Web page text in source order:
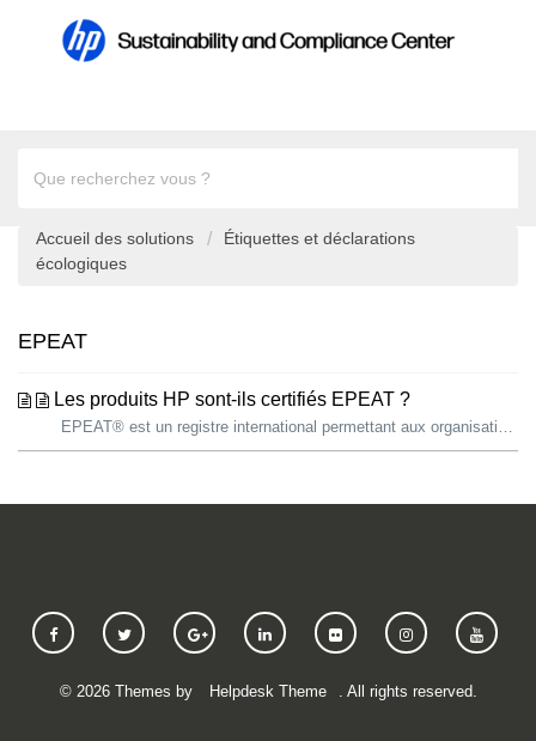
Accueil des solutions
Étiquettes et déclarations
écologiques
EPEAT
Les produits HP sont-ils certifiés EPEAT ?
EPEAT® est un registre international permettant aux organisations et aux particuliers d’identifier les équipements électroniques qui ont un faible impact s...
© 2026Themes by Helpdesk Theme . All rights reserved.